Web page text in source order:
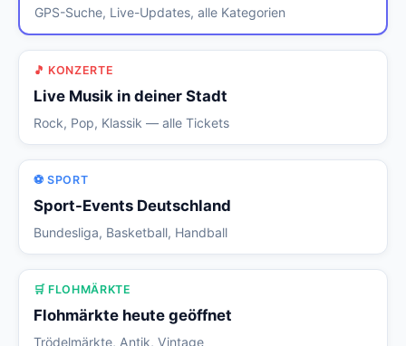
GPS-Suche, Live-Updates, alle Kategorien
🎵 KONZERTE
Live Musik in deiner Stadt
Rock, Pop, Klassik — alle Tickets
⚽ SPORT
Sport-Events Deutschland
Bundesliga, Basketball, Handball
🛒 FLOHMÄRKTE
Flohmärkte heute geöffnet
Trödelmärkte, Antik, Vintage